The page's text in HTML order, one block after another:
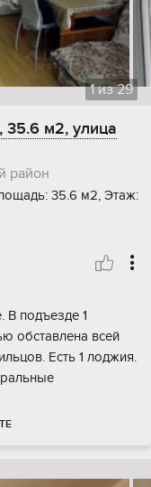
1из29
35.6 м2, улица
район
35.6 м2, Этаж:
В подъезде 1
обставлена всей
Есть 1 лоджия.